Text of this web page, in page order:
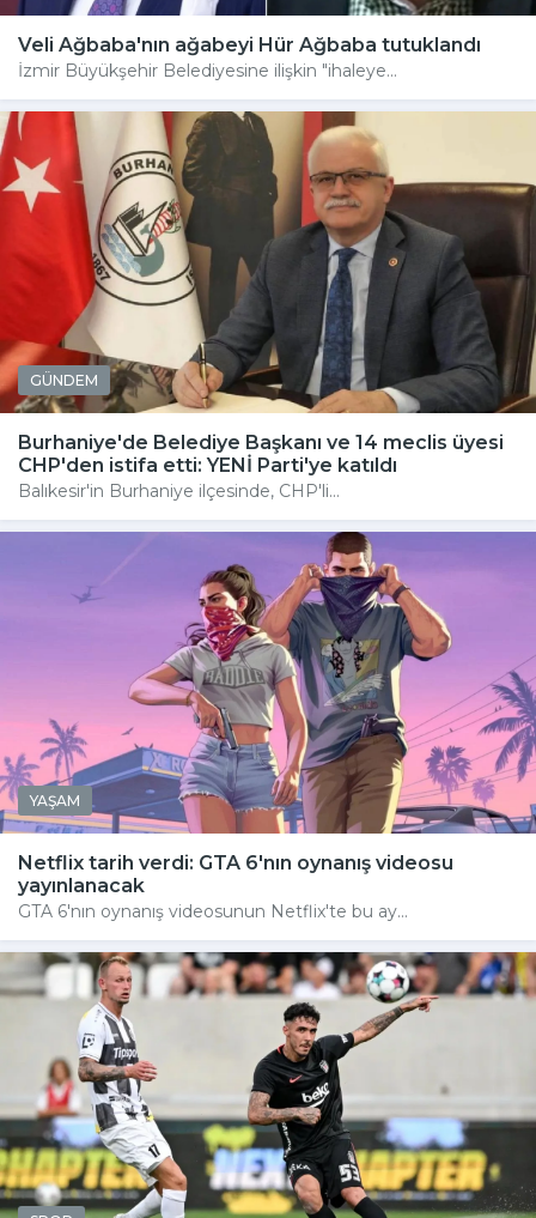
Veli Ağbaba'nın ağabeyi Hür Ağbaba tutuklandı
İzmir Büyükşehir Belediyesine ilişkin "ihaleye...
GÜNDEM
Burhaniye'de Belediye Başkanı ve 14 meclis üyesi
CHP'den istifa etti: YENİ Parti'ye katıldı
Balıkesir'in Burhaniye ilçesinde, CHP'li...
YAŞAM
Netflix tarih verdi: GTA 6'nın oynanış videosu
yayınlanacak
GTA 6'nın oynanış videosunun Netflix'te bu ay...